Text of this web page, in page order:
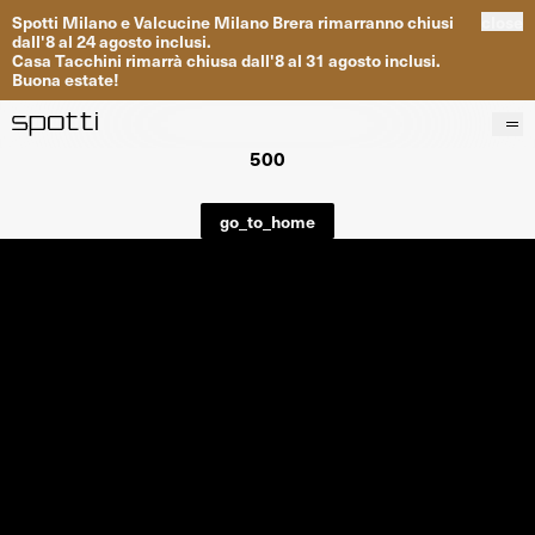
Spotti MilanoeValcucine Milano Brera rimarrannochiusi
dall'8al 24agosto inclusi.
Casa Tacchini rimarrà chiusa dall'8al 31 agosto inclusi.
Buona estate!
Progetti
500
go_to_home